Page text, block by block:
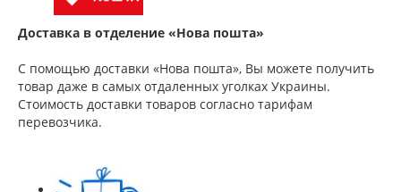
Доставка в отделение «Нова пошта»
С помощью доставки «Нова пошта», Вы можете получить
товар даже в самых отдаленных уголках Украины.
Стоимость доставки товаров согласно тарифам
перевозчика.